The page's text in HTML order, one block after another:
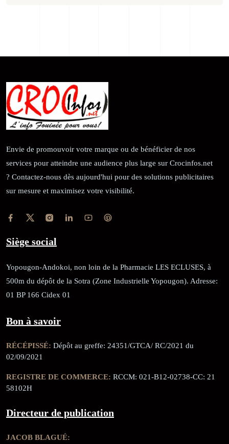
Envie de promouvoir votre marque ou de bénéficier de nos
services pour atteindre une audience plus large sur Crocinfos.net
? Contactez-nous dès aujourd'hui pour des solutions publicitaires
sur mesure et maximisez votre visibilité.
Siège social
Yopougon-Andokoi, non loin de la Pharmacie LES ECLUSES, à
500m du dépôt de la Sotra (Zone Industrielle Yopougon). Adresse:
01 BP 166 Cidex 01
Bon à savoir
RÉCÉPISSÉ: Dépôt au greffe: 24351/GTCA/ RC/2021 du
02/09/2021
REGISTRE DE COMMERCE: RCCM: 021-B12-02738-CC: 21
58102H
Directeur de publication
JACOB BLAGUÉ: